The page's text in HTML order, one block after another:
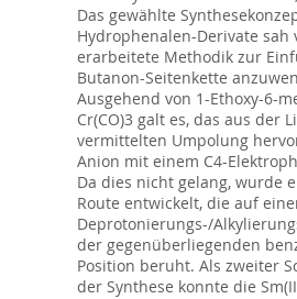
Das gewählte
Hydrophenalen-Derivate sah
erarbeitete Methodik zur
Butanon-Seitenkette
Ausgehend von 1-Ethoxy-6-
Cr(CO)3 galt es, das aus der
vermittelten Umpolung
Anion mit einem C4-
Da dies nicht gelang, wurde
Route entwickelt, die auf
Deprotonierungs-/
der gegenüberliegenden
Position beruht. Als zweiter
der Synthese konnte die